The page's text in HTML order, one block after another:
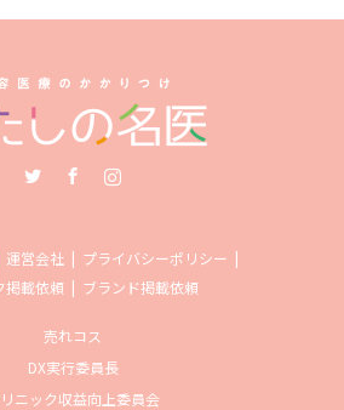
運営会社
プライバシーポリシー
掲載依頼
ブランド掲載依頼
売れコス
DX実行委員長
ニック収益向上委員会